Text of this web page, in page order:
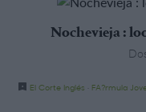
Nochevieja :
El Corte Inglés
FA?rmula